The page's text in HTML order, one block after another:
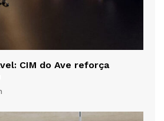
CIM do Ave reforça